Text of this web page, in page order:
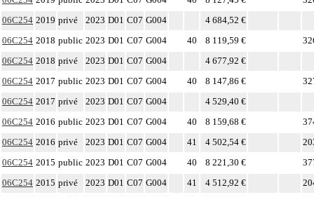
06C254 2019 privé 2023 D01 C07 G004
4 684,52 €
06C254 2018 public 2023 D01 C07 G004 40 8 119,59 €
06C254 2018 privé 2023 D01 C07 G004
4 677,92 €
06C254 2017 public 2023 D01 C07 G004 40 8 147,86 €
06C254 2017 privé 2023 D01 C07 G004
4 529,40 €
06C254 2016 public 2023 D01 C07 G004 40 8 159,68 €
06C254 2016 privé 2023 D01 C07 G004 41 4 502,54 €
06C254 2015 public 2023 D01 C07 G004 40 8 221,30 €
06C254 2015 privé 2023 D01 C07 G004 41 4 512,92 €